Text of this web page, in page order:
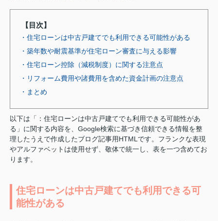
【目次】
・住宅ローンは中古戸建てでも利用できる可能性がある
・築年数や耐震基準が住宅ローン審査に与える影響
・住宅ローン控除（減税制度）に関する注意点
・リフォーム費用や諸費用を含めた資金計画の注意点
・まとめ
以下は「：住宅ローンは中古戸建てでも利用できる可能性があ
る」に関する内容を、Google検索に基づき信頼できる情報を整
理したうえで作成したブログ記事用HTMLです。フランクな表現
やアルファベットは使用せず、敬体で統一し、表を一つ含めてお
ります。
住宅ローンは中古戸建てでも利用できる可
能性がある